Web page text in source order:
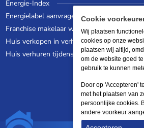
Energie-Index
Energielabel aanvragen
Franchise makelaar worden
Huis verkopen in verhuurde staat
Huis verhuren tijdens een wereldreis
Cookie
Wij plaatsen
cookies op onze
plaatsen wij altijd,
om de website goed
gebruik te kunnen
Door op 'Accepteren'
met het plaatsen van
persoonlijke cookies.
andere voorkeur